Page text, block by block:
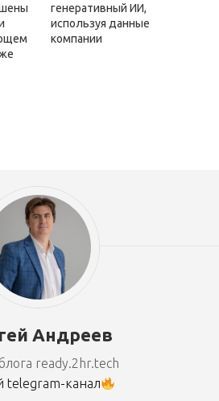
генеративный ИИ,
используя данные
компании
Андреев
ready.2hr.tech
telegram-канал